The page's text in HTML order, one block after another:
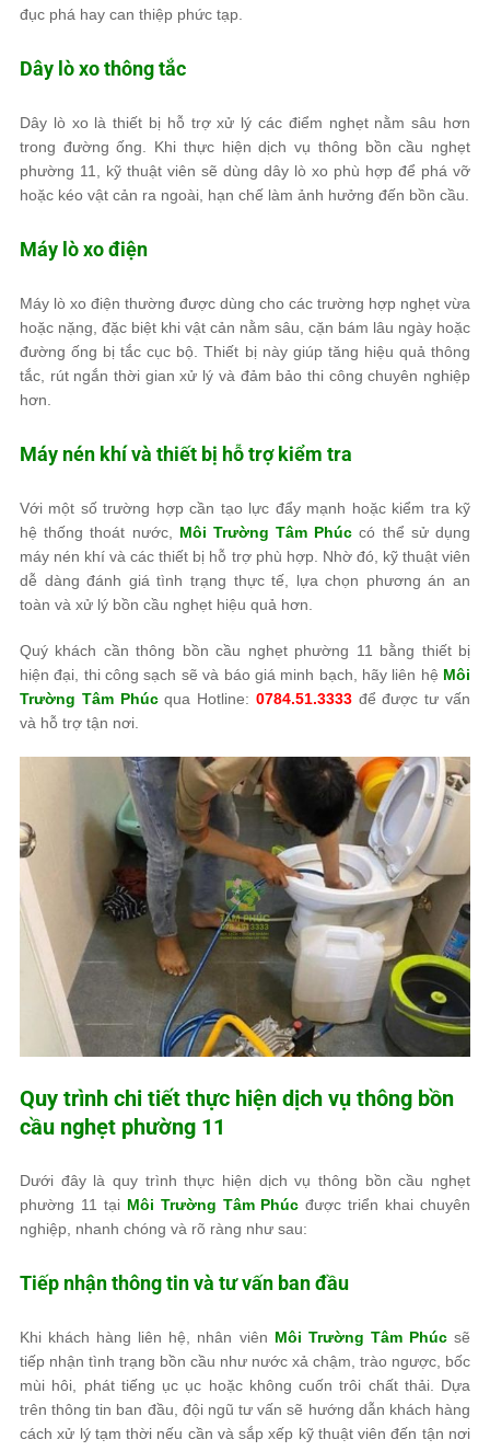
đục phá hay can thiệp phức tạp.
Dây lò xo thông tắc
Dây lò xo là thiết bị hỗ trợ xử lý các điểm nghẹt nằm sâu hơn
trong đường ống. Khi thực hiện dịch vụ thông bồn cầu nghẹt
phường 11, kỹ thuật viên sẽ dùng dây lò xo phù hợp để phá vỡ
hoặc kéo vật cản ra ngoài, hạn chế làm ảnh hưởng đến bồn cầu.
Máy lò xo điện
Máy lò xo điện thường được dùng cho các trường hợp nghẹt vừa
hoặc nặng, đặc biệt khi vật cản nằm sâu, cặn bám lâu ngày hoặc
đường ống bị tắc cục bộ. Thiết bị này giúp tăng hiệu quả thông
tắc, rút ngắn thời gian xử lý và đảm bảo thi công chuyên nghiệp
hơn.
Máy nén khí và thiết bị hỗ trợ kiểm tra
Với một số trường hợp cần tạo lực đẩy mạnh hoặc kiểm tra kỹ
hệ thống thoát nước, Môi Trường Tâm Phúc có thể sử dụng
máy nén khí và các thiết bị hỗ trợ phù hợp. Nhờ đó, kỹ thuật viên
dễ dàng đánh giá tình trạng thực tế, lựa chọn phương án an
toàn và xử lý bồn cầu nghẹt hiệu quả hơn.
Quý khách cần thông bồn cầu nghẹt phường 11 bằng thiết bị
hiện đại, thi công sạch sẽ và báo giá minh bạch, hãy liên hệ Môi
Trường Tâm Phúcqua Hotline: 0784.51.3333để được tư vấn
và hỗ trợ tận nơi.
Quy trình chi tiết thực hiện dịch vụ thông bồn
cầu nghẹt phường 11
Dưới đây là quy trình thực hiện dịch vụ thông bồn cầu nghẹt
phường 11 tại Môi Trường Tâm Phúc được triển khai chuyên
nghiệp, nhanh chóng và rõ ràng như sau:
Tiếp nhận thông tin và tư vấn ban đầu
Khi khách hàng liên hệ, nhân viên Môi Trường Tâm Phúcsẽ
tiếp nhận tình trạng bồn cầu như nước xả chậm, trào ngược, bốc
mùi hôi, phát tiếng ục ục hoặc không cuốn trôi chất thải. Dựa
trên thông tin ban đầu, đội ngũ tư vấn sẽ hướng dẫn khách hàng
cách xử lý tạm thời nếu cần và sắp xếp kỹ thuật viên đến tận nơi